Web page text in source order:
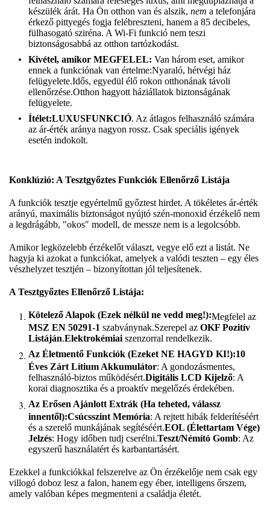
készülék árát. Ha Ön otthon van és alszik, nem a telefonjára
érkező pittyegés fogja felébreszteni, hanem a 85 decibeles,
fülhasogató sziréna. A Wi-Fi funkció nem teszi
biztonságosabbá az otthon tartózkodást.
Kivétel, amikor MEGFELEL: Van három eset, amikor
ennek a funkciónak van értelme:Nyaraló, hétvégi ház
felügyelete.Idős, egyedül élő rokon otthonának távoli
ellenőrzése.Otthon hagyott háziállatok biztonságának
felügyelete.
Ítélet:LUXUSFUNKCIÓ. Az átlagos felhasználó számára
az ár-érték aránya nagyon rossz. Csak speciális igények
esetén indokolt.
Konklúzió: A Tesztgyőztes Funkciók Ellenőrző Listája
A funkciók tesztje egyértelmű győztest hirdet. A tökéletes ár-érték
arányú, maximális biztonságot nyújtó szén-monoxid érzékelő nem
a legdrágább, "okos" modell, de messze nem is a legolcsóbb.
Amikor legközelebb érzékelőt választ, vegye elő ezt a listát. Ne
hagyja ki azokat a funkciókat, amelyek a valódi teszten – egy éles
vészhelyzet tesztjén – bizonyítottan jól teljesítenek.
A Tesztgyőztes Ellenőrző Listája:
Kötelező Alapok (Ezek nélkül ne vedd meg!):Megfelel az
MSZ EN 50291-1 szabványnak.Szerepel az OKF Pozitív
Listáján.Elektrokémiai szenzorral rendelkezik.
Az Életmentő Funkciók (Ezeket NE HAGYD KI!):10
Éves Zárt Lítium Akkumulátor: A gondozásmentes,
felhasználó-biztos működésért.Digitális LCD Kijelző: A
korai diagnosztika és a proaktív megelőzés érdekében.
Az Erősen Ajánlott Extrák (Ha teheted, válassz
innentől):Csúcsszint Memória: A rejtett hibák felderítéséért
és a szerelő munkájának segítéséért.EOL (Élettartam Vége)
Jelzés: Hogy időben tudj cserélni.Teszt/Némító Gomb: Az
egyszerű használatért és karbantartásért.
Ezekkel a funkciókkal felszerelve az Ön érzékelője nem csak egy
villogó doboz lesz a falon, hanem egy éber, intelligens őrszem,
amely valóban képes megmenteni a családja életét.